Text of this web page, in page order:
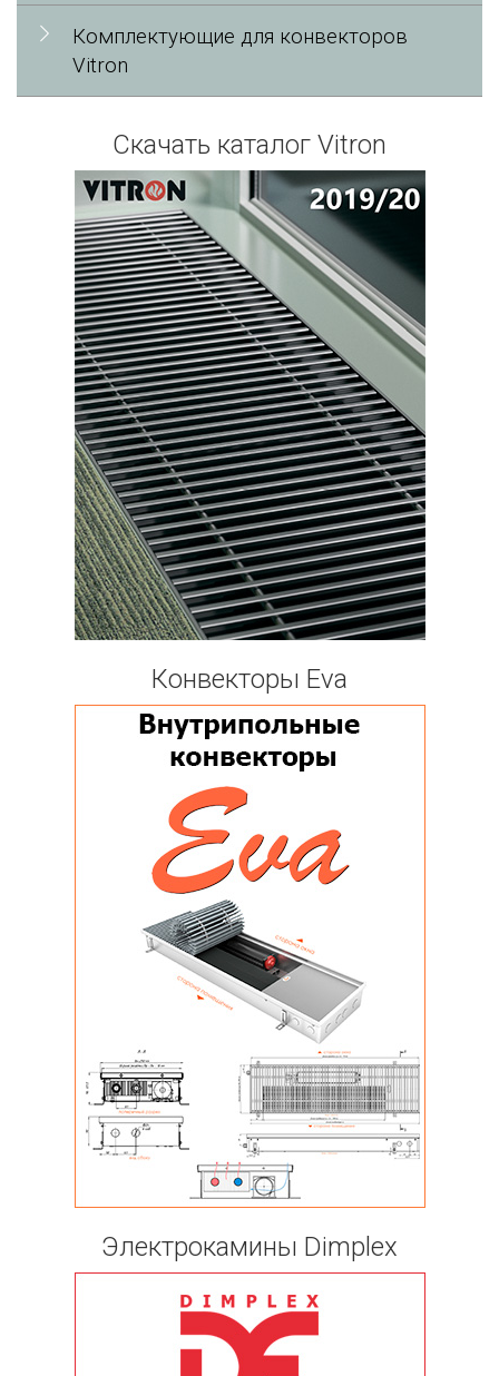
Комплектующие для конвекторов
Vitron
Скачать каталог Vitron
Конвекторы Eva
Электрокамины Dimplex